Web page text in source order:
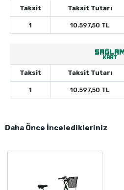
Taksit Taksit Tutarı
1 10.597,50 TL
Taksit Taksit Tutarı
1 10.597,50 TL
Daha Önce İnceledikleriniz